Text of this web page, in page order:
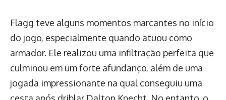
Flagg teve alguns momentos marcantes no início
do jogo, especialmente quando atuou como
armador. Ele realizou uma infiltração perfeita que
culminou em um forte afundanço, além de uma
jogada impressionante na qual conseguiu uma